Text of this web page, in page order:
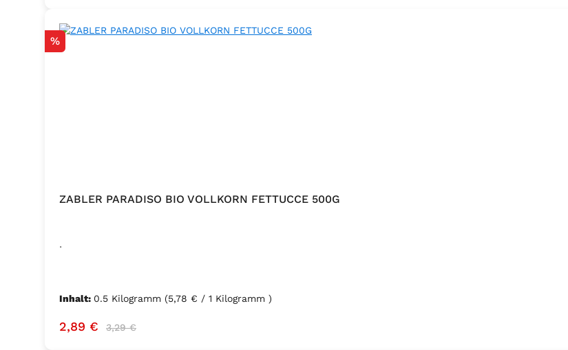
Rabatt
%
ZABLER PARADISO BIO VOLLKORN FETTUCCE 500G
.
Inhalt: 0.5 Kilogramm (5,78 € / 1 Kilogramm )
Verkaufspreis:
2,89 € Regulärer Preis:
3,29 €